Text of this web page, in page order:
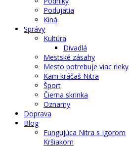
Podujatia
Kiná
Správy
Kultúra
Divadlá
Mestské zásahy
Mesto potrebuje viac rieky
Kam kráčaš Nitra
Šport
Čierna skrinka
Oznamy
Doprava
Blog
Fungujúca Nitra s Igorom
Kršiakom